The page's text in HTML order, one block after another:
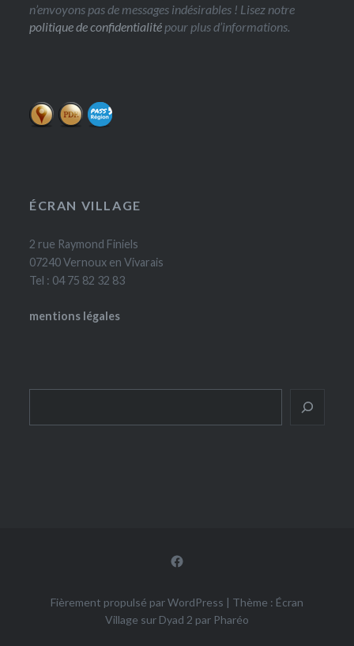
n’envoyons pas de messages indésirables ! Lisez notre
politique de confidentialité pour plus d’informations.
ÉCRAN VILLAGE
2 rue Raymond Finiels
07240 Vernoux en Vivarais
Tel : 04 75 82 32 83
mentions légales
Facebook
Fièrement propulsé par WordPress | Thème : Écran
Village sur Dyad 2 par Pharéo